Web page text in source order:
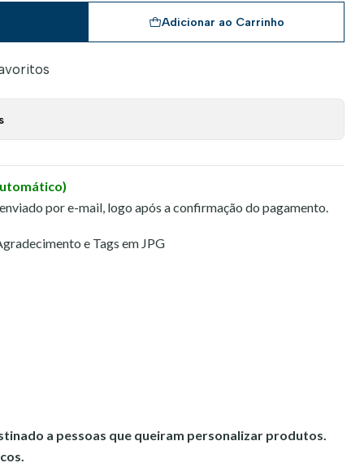
Adicionar ao Carrinho
por e-mail, logo após a confirmação do pagamento.
e Tags em JPG
a pessoas que queiram personalizar produtos.